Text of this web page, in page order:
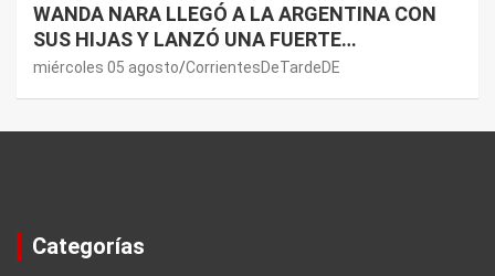
WANDA NARA LLEGÓ A LA ARGENTINA CON
SUS HIJAS Y LANZÓ UNA FUERTE
PREMONICIÓN SOBRE MAURO ICARDI
miércoles 05 agosto CorrientesDeTardeDE
Categorías